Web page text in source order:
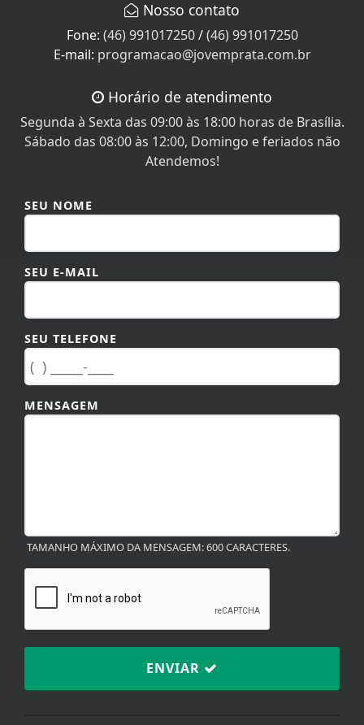
Nosso contato
Fone: (46) 991017250/(46) 991017250
E-mail: programacao@jovemprata.com.br
Horário de atendimento
Segunda à Sexta das 09:00 às 18:00 horas de Brasília.
Sábado das 08:00 às 12:00, Domingo e feriados não
Atendemos!
SEU NOME
SEU E-MAIL
SEU TELEFONE
MENSAGEM
TAMANHO MÁXIMO DA MENSAGEM: 600 CARACTERES.
ENVIAR
Termos de Uso e Privacidade